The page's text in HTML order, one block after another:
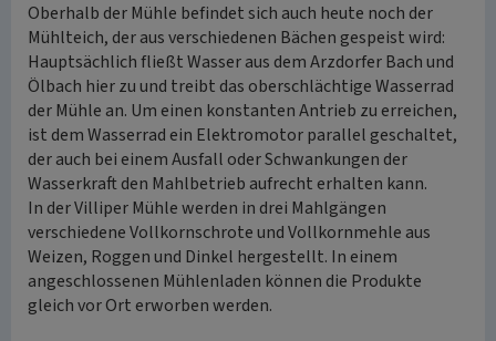
Oberhalb der Mühle befindet sich auch heute noch der
Mühlteich, der aus verschiedenen Bächen gespeist wird:
Hauptsächlich fließt Wasser aus dem Arzdorfer Bach und
Ölbach hier zu und treibt das oberschlächtige Wasserrad
der Mühle an. Um einen konstanten Antrieb zu erreichen,
ist dem Wasserrad ein Elektromotor parallel geschaltet,
der auch bei einem Ausfall oder Schwankungen der
Wasserkraft den Mahlbetrieb aufrecht erhalten kann.
In der Villiper Mühle werden in drei Mahlgängen
verschiedene Vollkornschrote und Vollkornmehle aus
Weizen, Roggen und Dinkel hergestellt. In einem
angeschlossenen Mühlenladen können die Produkte
gleich vor Ort erworben werden.